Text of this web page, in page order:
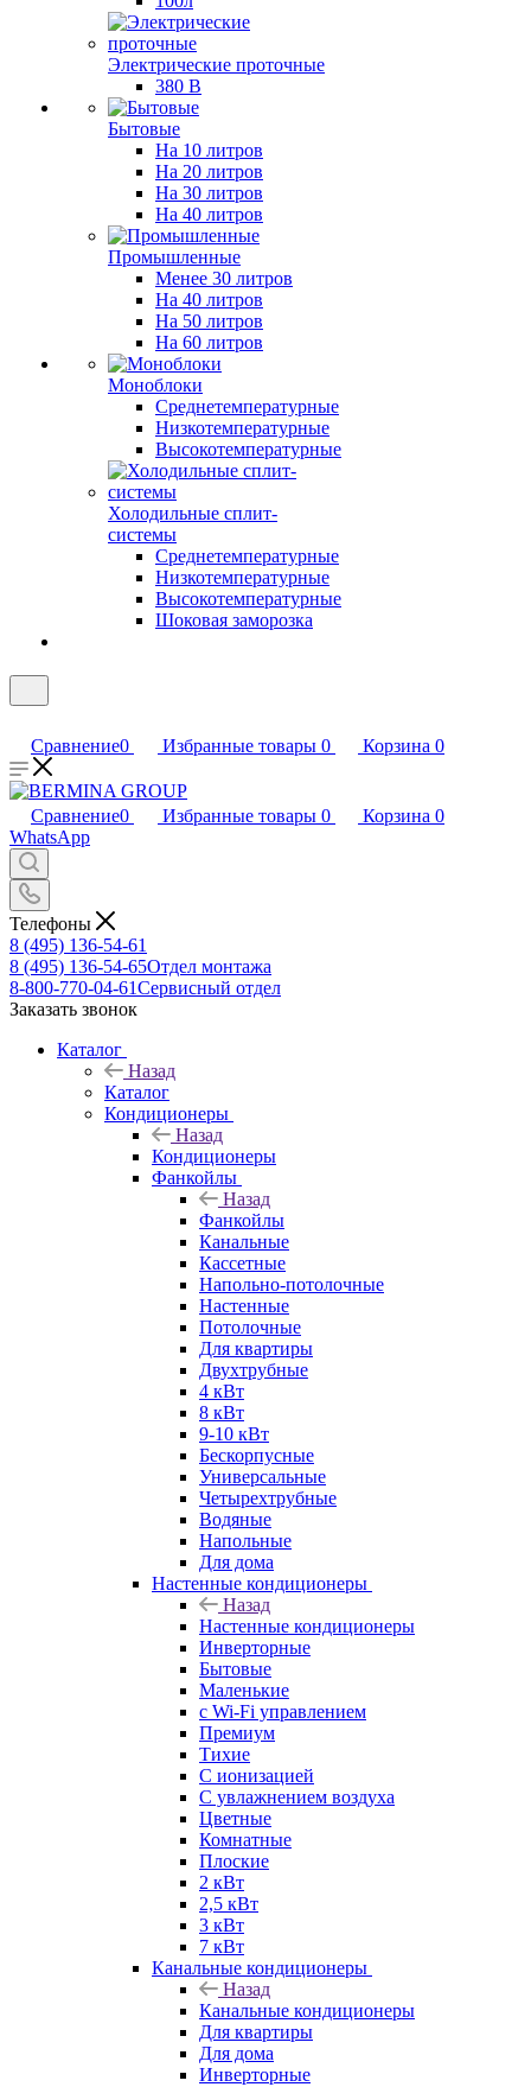
Электрические проточные
380 В
Бытовые
На 10 литров
На 20 литров
На 30 литров
На 40 литров
Промышленные
Менее 30 литров
На 40 литров
На 50 литров
На 60 литров
Моноблоки
Среднетемпературные
Низкотемпературные
Высокотемпературные
Холодильные сплит-
системы
Среднетемпературные
Низкотемпературные
Высокотемпературные
Шоковая заморозка
Сравнение0 Избранные товары 0 Корзина 0
Сравнение0 Избранные товары 0 Корзина 0
WhatsApp
Телефоны
8 (495) 136-54-61
8 (495) 136-54-65Отдел монтажа
8-800-770-04-61Сервисный отдел
Заказать звонок
Каталог
Назад
Каталог
Кондиционеры
Назад
Кондиционеры
Фанкойлы
Назад
Фанкойлы
Канальные
Кассетные
Напольно-потолочные
Настенные
Потолочные
Для квартиры
Двухтрубные
4 кВт
8 кВт
9-10 кВт
Бескорпусные
Универсальные
Четырехтрубные
Водяные
Напольные
Для дома
Настенные кондиционеры
Назад
Настенные кондиционеры
Инверторные
Бытовые
Маленькие
с Wi-Fi управлением
Премиум
Тихие
С ионизацией
С увлажнением воздуха
Цветные
Комнатные
Плоские
2 кВт
2,5 кВт
3 кВт
7 кВт
Канальные кондиционеры
Назад
Канальные кондиционеры
Для квартиры
Для дома
Инверторные